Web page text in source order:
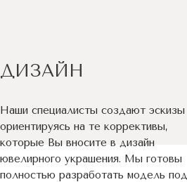
ДИЗАЙН
Наши специалисты создают эскизы
ориентируясь на те коррективы,
которые Вы вносите в дизайн
ювелирного украшения. Мы готовы
полностью разработать модель под